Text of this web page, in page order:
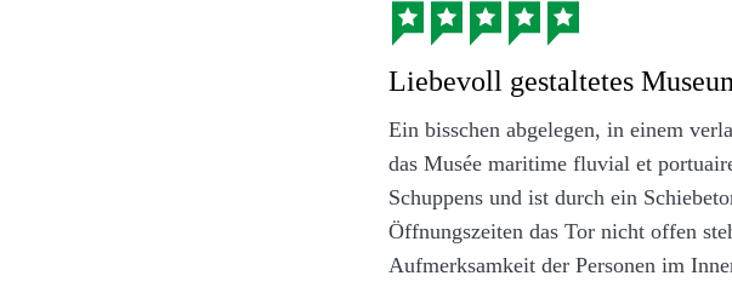
Blick auf ein Gebäude (Eigenes
Der Park begrüßt die Besucher mit
geschotterte Wege und geschnittene
Liebevoll gestaltetes
Ein bisschen abgelegen, in einem
das Musée maritime fluvial et
Schuppens und ist durch ein
Öffnungszeiten das Tor nicht offen
Aufmerksamkeit der Personen im